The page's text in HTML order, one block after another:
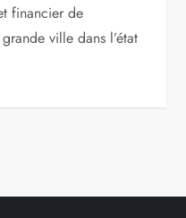
financier de
ville dans l’état